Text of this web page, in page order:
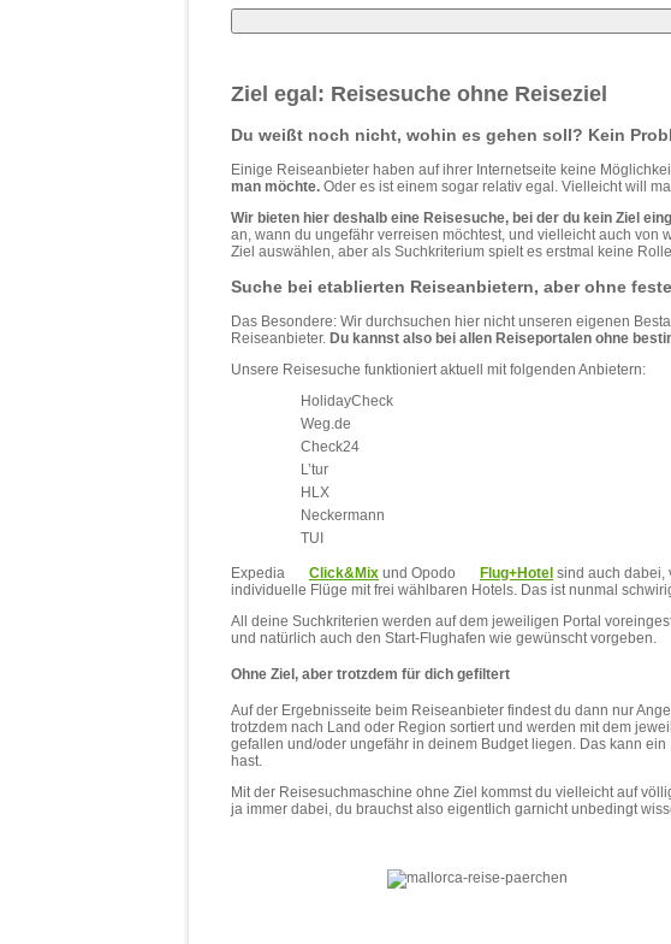
Ziel egal: Reisesuche ohne Reiseziel
Du weißt noch nicht, wohin es gehen soll? Kein
Einige Reiseanbieter haben auf ihrer Internetseite keine
man möchte. Oder es ist einem sogar relativ egal. Vielleicht will
Wir bieten hier deshalb eine Reisesuche, bei der du kein Ziel
an, wann du ungefähr verreisen möchtest, und vielleicht auch von
Ziel auswählen, aber als Suchkriterium spielt es erstmal keine Rolle.
Suche bei etablierten Reiseanbietern, aber ohne
Das Besondere: Wir durchsuchen hier nicht unseren eigenen
Reiseanbieter. Du kannst also bei allen Reiseportalen ohne
Unsere Reisesuche funktioniert aktuell mit folgenden Anbietern:
HolidayCheck
Weg.de
Check24
L’tur
HLX
Neckermann
TUI
Expedia Click&Mix und Opodo Flug+Hotel sind auch dabei,
individuelle Flüge mit frei wählbaren Hotels. Das ist nunmal
All deine Suchkriterien werden auf dem jeweiligen Portal
und natürlich auch den Start-Flughafen wie gewünscht vorgeben.
Ohne Ziel, aber trotzdem für dich gefiltert
Auf der Ergebnisseite beim Reiseanbieter findest du dann nur
trotzdem nach Land oder Region sortiert und werden mit dem
gefallen und/oder ungefähr in deinem Budget liegen. Das kann
hast.
Mit der Reisesuchmaschine ohne Ziel kommst du vielleicht auf
ja immer dabei, du brauchst also eigentlich garnicht unbedingt